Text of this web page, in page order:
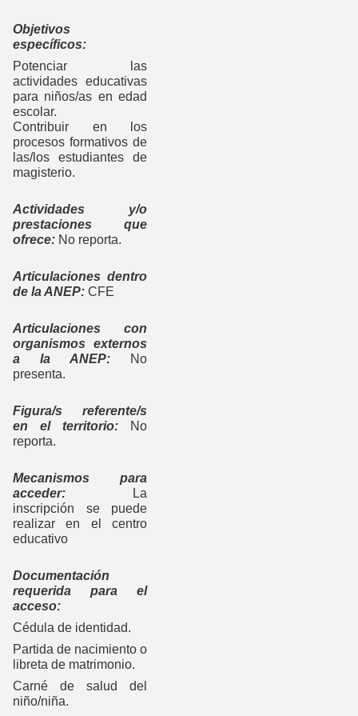
Objetivos
específicos:
Potenciar las
actividades educativas
para niños/as en edad
escolar.
Contribuir en los
procesos formativos de
las/los estudiantes de
magisterio.
Actividades y/o
prestaciones que
ofrece: No reporta.
Articulaciones dentro
de la ANEP: CFE
Articulaciones con
organismos externos
a la ANEP: No
presenta.
Figura/s referente/s
en el territorio: No
reporta.
Mecanismos para
acceder: La
inscripción se puede
realizar en el centro
educativo
Documentación
requerida para el
acceso:
Cédula de identidad.
Partida de nacimiento o
libreta de matrimonio.
Carné de salud del
niño/niña.